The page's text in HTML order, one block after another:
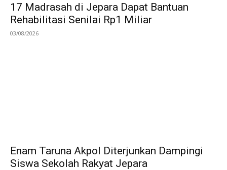
17 Madrasah di Jepara Dapat Bantuan
Rehabilitasi Senilai Rp1 Miliar
03/08/2026
Enam Taruna Akpol Diterjunkan Dampingi
Siswa Sekolah Rakyat Jepara